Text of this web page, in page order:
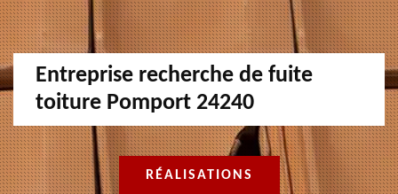
Entreprise recherche de fuite
toiture Pomport 24240
RÉALISATIONS